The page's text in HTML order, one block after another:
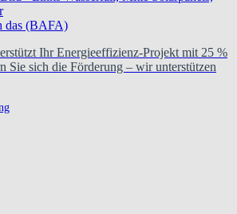
das (BAFA)
Ihr Energieeffizienz-Projekt mit 25 %
Sie sich die Förderung – wir unterstützen